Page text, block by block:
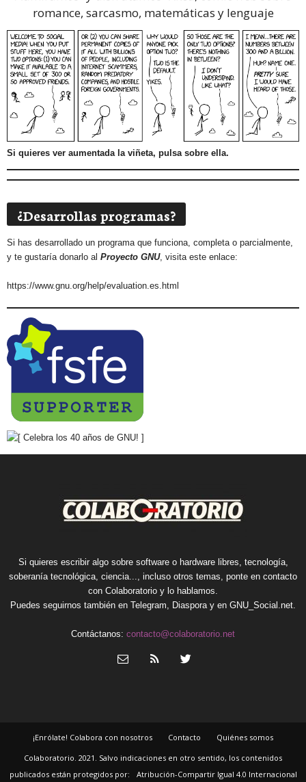
romance, sarcasmo, matemáticas y lenguaje
Si quieres ver aumentada la viñeta, pulsa sobre ella.
¿Desarrollas programas?
Si has desarrollado un programa que funciona, completa o parcialmente,
y te gustaría donarlo al Proyecto GNU, visita este enlace:
https://www.gnu.org/help/evaluation.es.html
Si quieres escribir algo sobre software o hardware libres, tecnología,
soberanía tecnológica, ciencia..., incluso otros temas, ponte en contacto
con Colaboratorio y lo hablamos.
Puedes seguirnos también en Telegram, Diasporay en GNU_Social.net.
Contáctanos: contacto@colaboratorio.net
¡Enrólate! Colabora con nosotros Contacto
Quiénes somos
Colaboratorio. 2021. Salvo indicaciones en otro sentido, los contenidos
publicados están protegidos por:
Atribución-Compartir Igual 4.0 Internacional